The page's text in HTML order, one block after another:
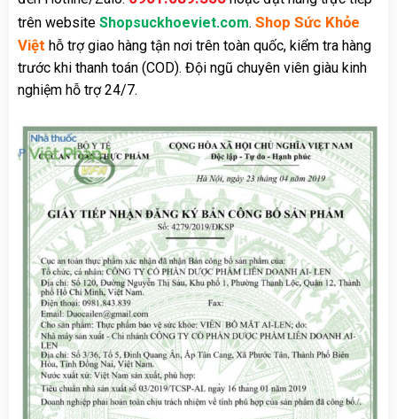
trên website Shopsuckhoeviet.com. Shop Sức Khỏe
Việt hỗ trợ giao hàng tận nơi trên toàn quốc, kiểm tra hàng
trước khi thanh toán (COD). Đội ngũ chuyên viên giàu kinh
nghiệm hỗ trợ 24/7.